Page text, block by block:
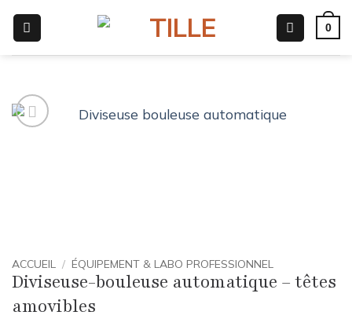
contenu
0
ACCUEIL / ÉQUIPEMENT & LABO PROFESSIONNEL
Diviseuse-bouleuse automatique – têtes
amovibles